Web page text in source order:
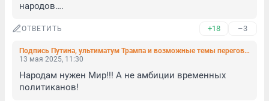
народов….
ОТВЕТИТЬ +18 –3
Подпись Путина, ультиматум Трампа и возможные темы переговоров по Украине. Что сказал Уиткофф
13 мая 2025, 11:30
Народам нужен Мир!!! А не амбиции временных
политиканов!